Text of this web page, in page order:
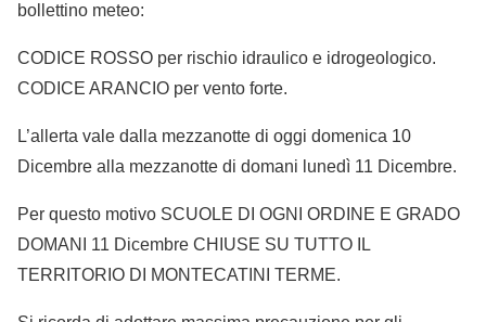
bollettino meteo:
CODICE ROSSO per rischio idraulico e idrogeologico.
CODICE ARANCIO per vento forte.
L’allerta vale dalla mezzanotte di oggi domenica 10
Dicembre alla mezzanotte di domani lunedì 11 Dicembre.
Per questo motivo SCUOLE DI OGNI ORDINE E GRADO
DOMANI 11 Dicembre CHIUSE SU TUTTO IL
TERRITORIO DI MONTECATINI TERME.